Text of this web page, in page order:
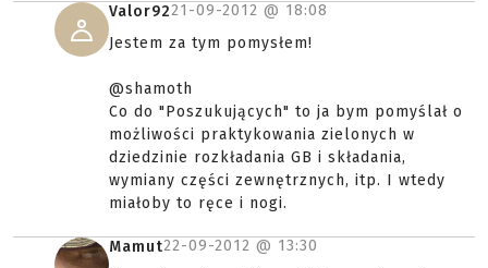
Valor9221-09-2012 @ 18:08
Jestem za tym pomysłem!
@shamoth
Co do "Poszukujących" to ja bym pomyślał o
możliwości praktykowania zielonych w
dziedzinie rozkładania GB i składania,
wymiany części zewnętrznych, itp. I wtedy
miałoby to ręce i nogi.
Mamut22-09-2012 @ 13:30